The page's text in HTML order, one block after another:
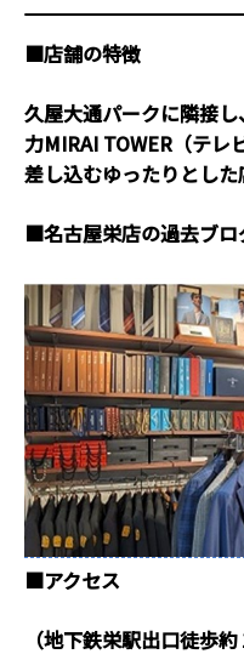
■店舗の特徴
久屋大通パークに隣接
力MIRAI TOWER（テレ
差し込むゆったりとした
■名古屋栄店の過去ブ
■アクセス
（地下鉄栄駅出口徒歩約